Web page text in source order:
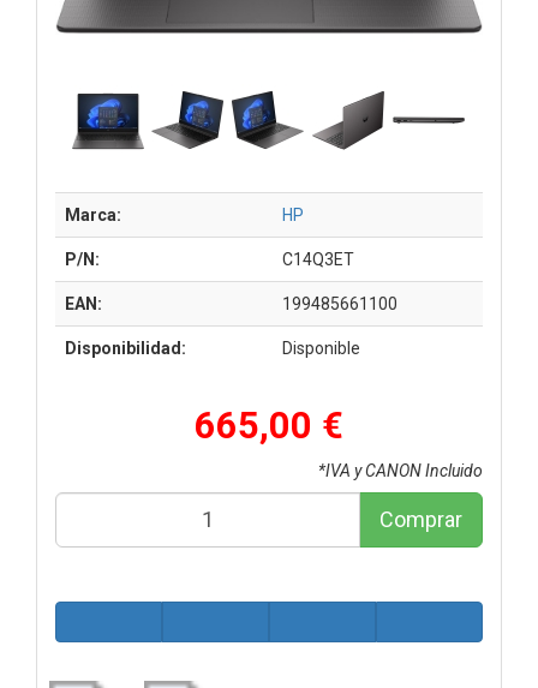
Marca: HP
P/N: C14Q3ET
EAN: 199485661100
Disponibilidad: Disponible
665,00 €
*IVA y CANON Incluido
Comprar